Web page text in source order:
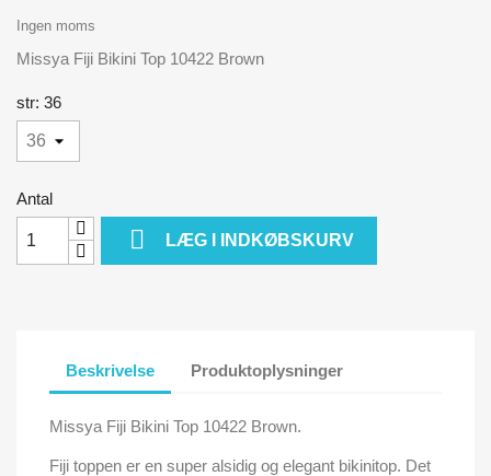
Ingen moms
Missya Fiji Bikini Top 10422 Brown
str: 36
Antal
 LÆG I INDKØBSKURV
Beskrivelse Produktoplysninger
Missya Fiji Bikini Top 10422 Brown.
Fiji toppen er en super alsidig og elegant bikinitop. Det